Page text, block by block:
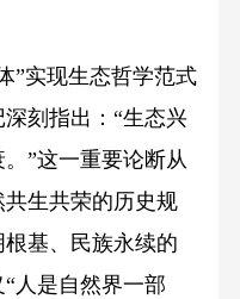
实现生态哲学范式
刻指出：“生态兴
”这一重要论断从
生共荣的历史规
基、民族永续的
人是自然界一部